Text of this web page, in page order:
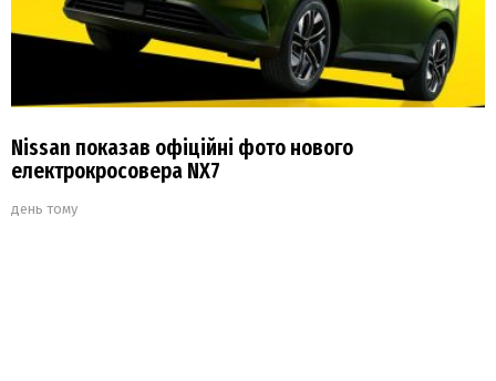
Nissan показав офіційні фото нового
електрокросовера NX7
день тому